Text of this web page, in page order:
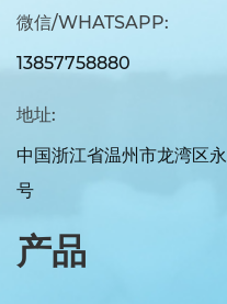
微信/WHATSAPP:
13857758880
地址:
中国浙江省温州市龙湾区
号
产品